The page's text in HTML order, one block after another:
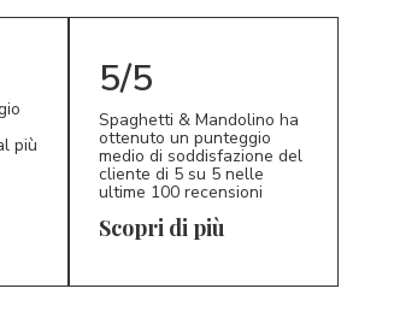
più
5/5
Spaghetti & Mandolino ha
ottenuto un punteggio
medio di soddisfazione del
cliente di 5 su 5 nelle
ultime 100 recensioni
Scopri di più